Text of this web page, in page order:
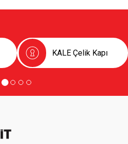
KALE Çelik Kapı